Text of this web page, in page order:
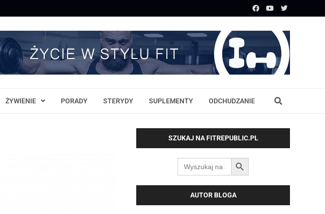
ŻYWIENIE PORADY STERYDY SUPLEMENTY ODCHUDZANIE
SZUKAJ NA FITREPUBLIC.PL
Search
for:
SEARCH BUTTON
AUTOR BLOGA